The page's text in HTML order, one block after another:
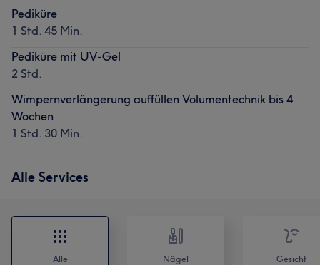
Pediküre
1 Std. 45 Min.
Pediküre mit UV-Gel
2 Std.
Wimpernverlängerung auffüllen Volumentechnik bis 4
Wochen
1 Std. 30 Min.
Alle Services
Alle Nägel Gesicht